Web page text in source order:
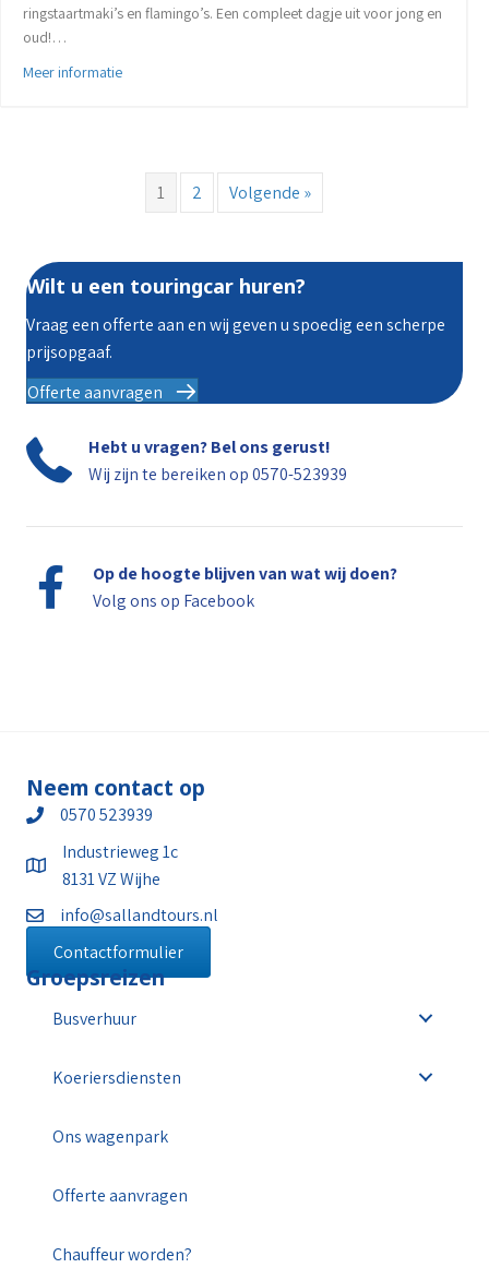
ringstaartmaki’s en flamingo’s. Een compleet dagje uit voor jong en
oud!…
Meer informatieabout Dagtocht Pantropica: ontdek de jungle
1 2 Volgende »
Wilt u een touringcar huren?
Vraag een offerte aan en wij geven u spoedig een scherpe
prijsopgaaf.
Offerte aanvragen
Hebt u vragen? Bel ons gerust!
Wij zijn te bereiken op0570-523939
Op de hoogte blijven van wat wij doen?
Volg ons op Facebook
Neem contact op
0570 523939
Industrieweg 1c
8131 VZ Wijhe
info@sallandtours.nl
Contactformulier
Groepsreizen
Busverhuur
Koeriersdiensten
Ons wagenpark
Offerte aanvragen
Chauffeur worden?